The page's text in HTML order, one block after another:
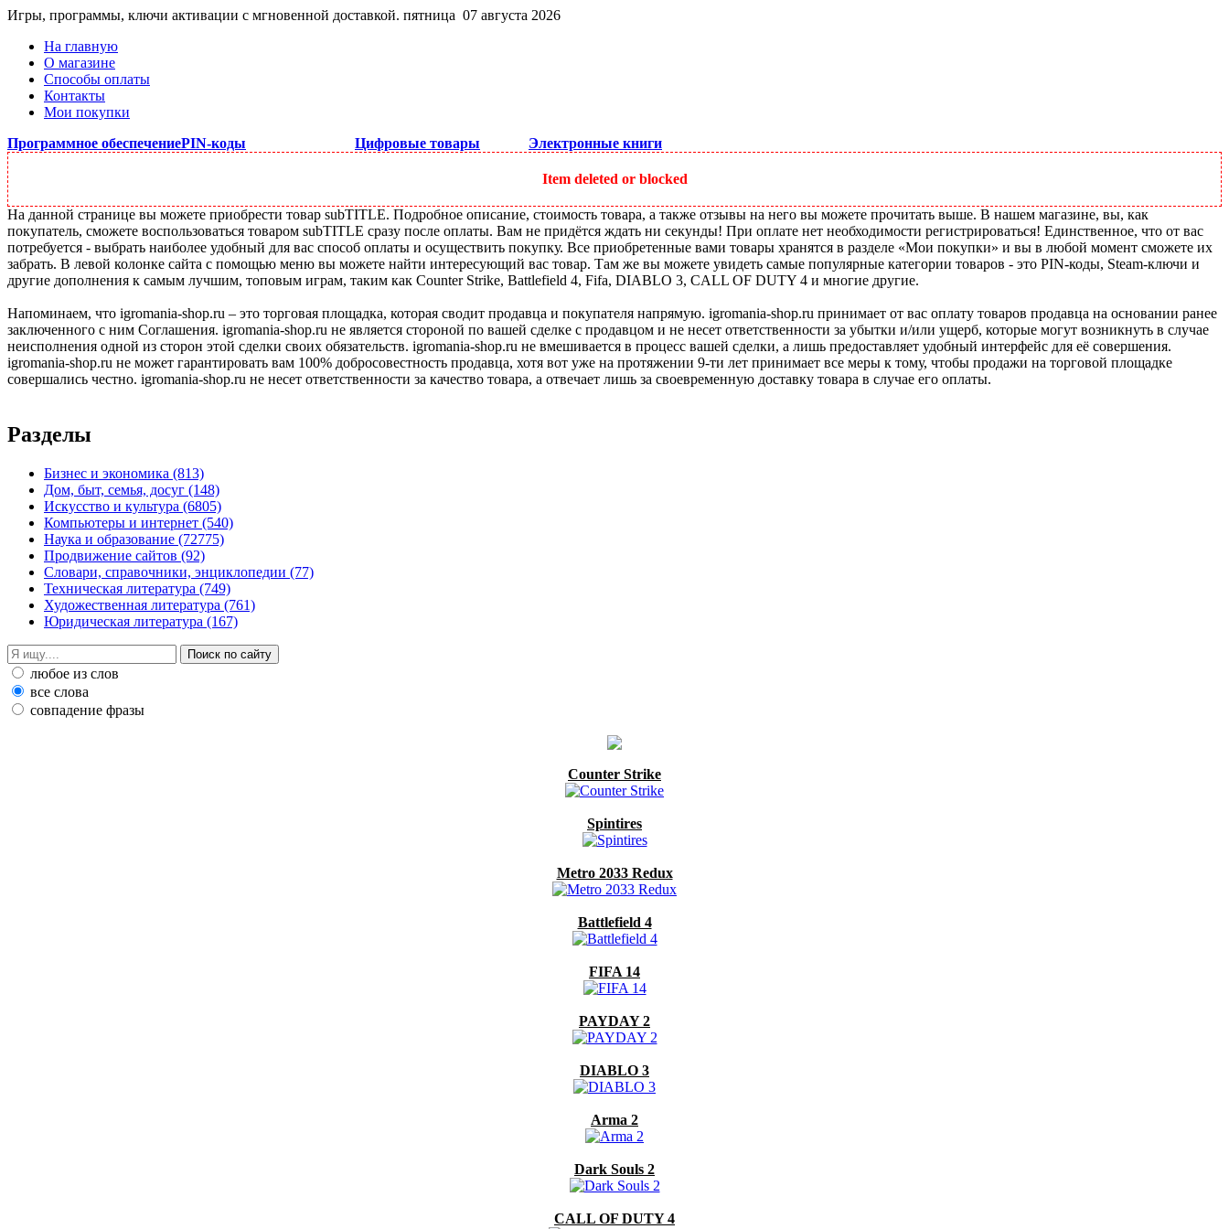
Игры, программы, ключи активации с мгновенной доставкой. пятница 07 августа 2026
На главную
О магазине
Способы оплаты
Контакты
Мои покупки
Программное обеспечениеPIN-коды Цифровые товары Электронные книги
Item deleted or blocked
На данной странице вы можете приобрести товар subTITLE. Подробное описание, стоимость товара, а также отзывы на него вы можете прочитать выше. В нашем магазине, вы, как
покупатель, сможете воспользоваться товаром subTITLE сразу после оплаты. Вам не придётся ждать ни секунды! При оплате нет необходимости регистрироваться! Единственное, что от вас
потребуется - выбрать наиболее удобный для вас способ оплаты и осуществить покупку. Все приобретенные вами товары хранятся в разделе «Мои покупки» и вы в любой момент сможете их
забрать. В левой колонке сайта с помощью меню вы можете найти интересующий вас товар. Там же вы можете увидеть самые популярные категории товаров - это PIN-коды, Steam-ключи и
другие дополнения к самым лучшим, топовым играм, таким как Counter Strike, Battlefield 4, Fifa, DIABLO 3, CALL OF DUTY 4 и многие другие.
Напоминаем, что igromania-shop.ru – это торговая площадка, которая сводит продавца и покупателя напрямую. igromania-shop.ru принимает от вас оплату товаров продавца на основании ранее
заключенного с ним Соглашения. igromania-shop.ru не является стороной по вашей сделке с продавцом и не несет ответственности за убытки и/или ущерб, которые могут возникнуть в случае
неисполнения одной из сторон этой сделки своих обязательств. igromania-shop.ru не вмешивается в процесс вашей сделки, а лишь предоставляет удобный интерфейс для её совершения.
igromania-shop.ru не может гарантировать вам 100% добросовестность продавца, хотя вот уже на протяжении 9-ти лет принимает все меры к тому, чтобы продажи на торговой площадке
совершались честно. igromania-shop.ru не несет ответственности за качество товара, а отвечает лишь за своевременную доставку товара в случае его оплаты.
Разделы
Бизнес и экономика (813)
Дом, быт, семья, досуг (148)
Искусство и культура (6805)
Компьютеры и интернет (540)
Наука и образование (72775)
Продвижение сайтов (92)
Словари, справочники, энциклопедии (77)
Техническая литература (749)
Художественная литература (761)
Юридическая литература (167)
любое из слов
все слова
совпадение фразы
Counter Strike
Spintires
Metro 2033 Redux
Battlefield 4
FIFA 14
PAYDAY 2
DIABLO 3
Arma 2
Dark Souls 2
CALL OF DUTY 4